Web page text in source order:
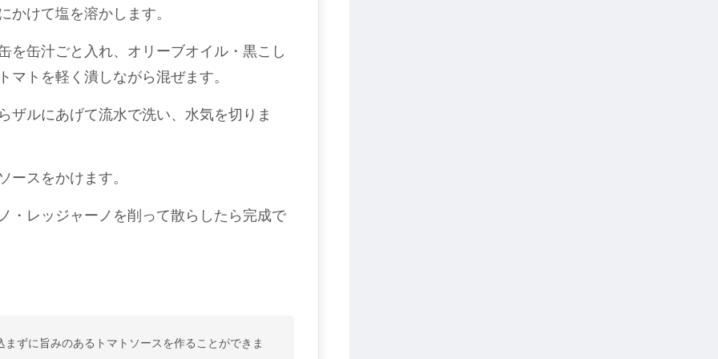
かけて塩を溶かします。
を缶汁ごと入れ、オリーブオイル・黒こし
トを軽く潰しながら混ぜます。
ザルにあげて流水で洗い、水気を切りま
スをかけます。
・レッジャーノを削って散らしたら完成で
ずに旨みのあるトマトソースを作ることができま